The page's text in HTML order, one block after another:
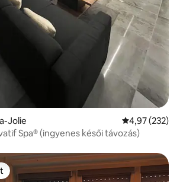
Jolie Átlagos
4,97 (232)
Spa® (ingyenes késői távozás)